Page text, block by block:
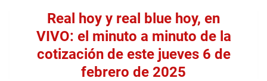
Real hoy y real blue hoy, en
VIVO: el minuto a minuto de la
cotización de este jueves 6 de
febrero de 2025